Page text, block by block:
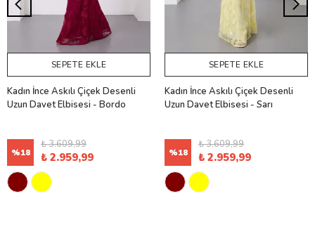
SEPETE EKLE
Kadın İnce Askılı Çiçek Desenli
Uzun Davet Elbisesi - Bordo
%18
₺ 3.609,99
₺ 2.959,99
SEPETE EKLE
Kadın İnce Askılı Çiçek Desenli
Uzun Davet Elbisesi - Sarı
%18
₺ 3.609,99
₺ 2.959,99